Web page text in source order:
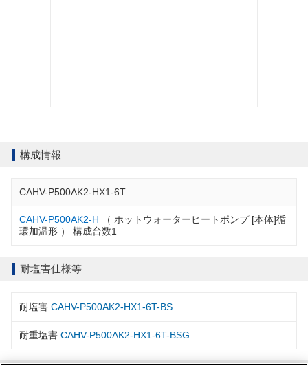
構成情報
CAHV-P500AK2-HX1-6T
CAHV-P500AK2-H
（ ホットウォーターヒートポンプ [本体]循
環加温形 ） 構成台数1
耐塩害仕様等
耐塩害CAHV-P500AK2-HX1-6T-BS
耐重塩害CAHV-P500AK2-HX1-6T-BSG